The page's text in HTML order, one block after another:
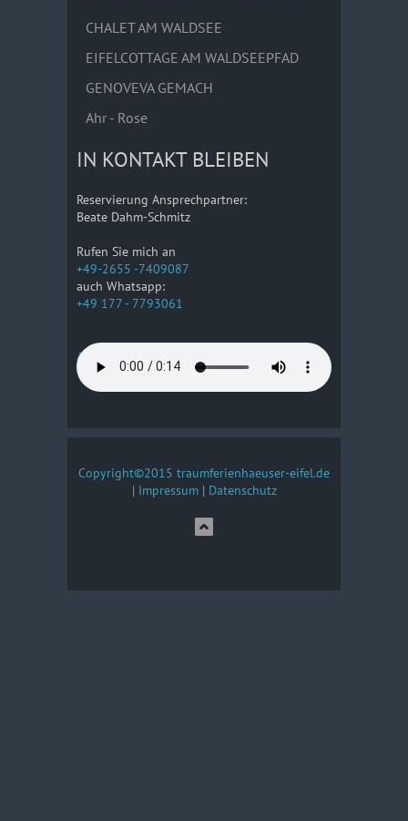
CHALET AM WALDSEE
EIFELCOTTAGE AM WALDSEEPFAD
GENOVEVA GEMACH
Ahr - Rose
IN KONTAKT BLEIBEN
Reservierung Ansprechpartner:
Beate Dahm-Schmitz
Rufen Sie mich an
+49-2655 -7409087
auch Whatsapp:
+49 177 - 7793061
Anreise
Copyright©2015 traumferienhaeuser-eifel.de
| Impressum| Datenschutz